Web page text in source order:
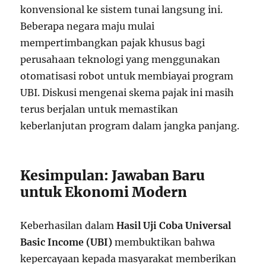
konvensional ke sistem tunai langsung ini.
Beberapa negara maju mulai
mempertimbangkan pajak khusus bagi
perusahaan teknologi yang menggunakan
otomatisasi robot untuk membiayai program
UBI. Diskusi mengenai skema pajak ini masih
terus berjalan untuk memastikan
keberlanjutan program dalam jangka panjang.
Kesimpulan: Jawaban Baru
untuk Ekonomi Modern
Keberhasilan dalamHasil Uji Coba Universal
Basic Income (UBI) membuktikan bahwa
kepercayaan kepada masyarakat memberikan